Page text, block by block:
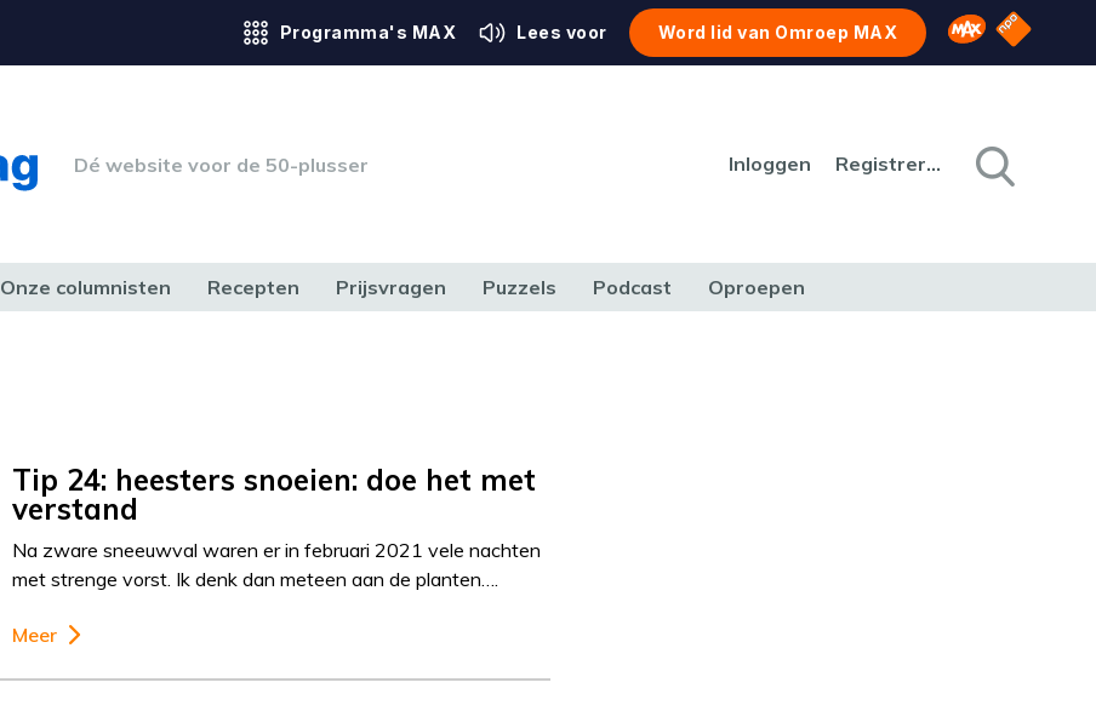
Programma's MAX Lees voor Word lid van Omroep MAX Omroep MAX
NPO
Dé website voor de 50-plusser Inloggen Registreren
Onze columnisten Recepten Prijsvragen Puzzels Podcast Oproepen
Tip 24: heesters snoeien: doe het met
verstand
Na zware sneeuwval waren er in februari 2021 vele nachten
met strenge vorst. Ik denk dan meteen aan de planten….
Meer